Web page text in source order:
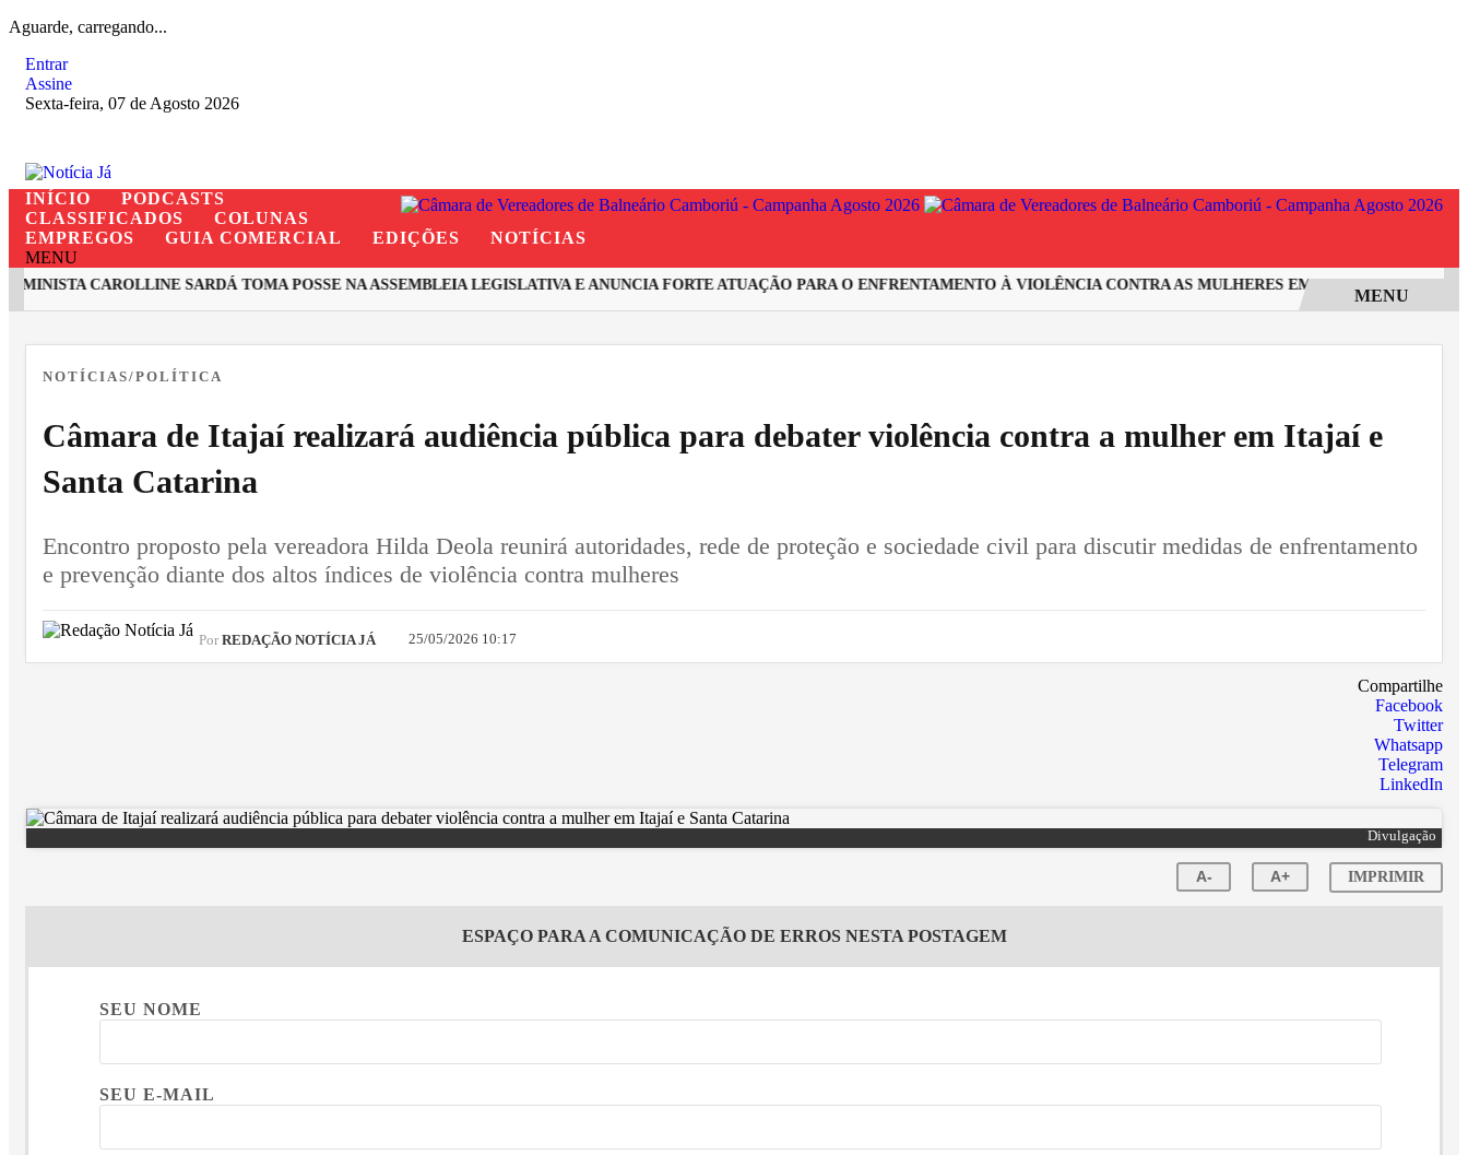
Aguarde, carregando...
Entrar
Assine
Sexta-feira, 07 de Agosto 2026
INÍCIO
PODCASTS
CLASSIFICADOS
COLUNAS
EMPREGOS
GUIA COMERCIAL EDIÇÕES
NOTÍCIAS
MENU
CAROLLINE SARDÁ TOMA POSSE NA ASSEMBLEIA LEGISLATIVA E ANUNCIA FORTE ATUAÇÃO PARA O ENFRENTAMENTO À VIOLÊNCIA CONTRA AS MULHERES EM SANTA CATARINA
MENU
NOTÍCIAS/POLÍTICA
Câmara de Itajaí realizará audiência pública para debater violência contra a mulher em Itajaí e
Santa Catarina
Encontro proposto pela vereadora Hilda Deola reunirá autoridades, rede de proteção e sociedade civil para discutir medidas de enfrentamento
e prevenção diante dos altos índices de violência contra mulheres
Por REDAÇÃO NOTÍCIA JÁ 25/05/2026 10:17
Compartilhe
Facebook
Twitter
Whatsapp
Telegram
LinkedIn
Divulgação
A- A+ IMPRIMIR
ESPAÇO PARA A COMUNICAÇÃO DE ERROS NESTA POSTAGEM
SEU NOME
SEU E-MAIL